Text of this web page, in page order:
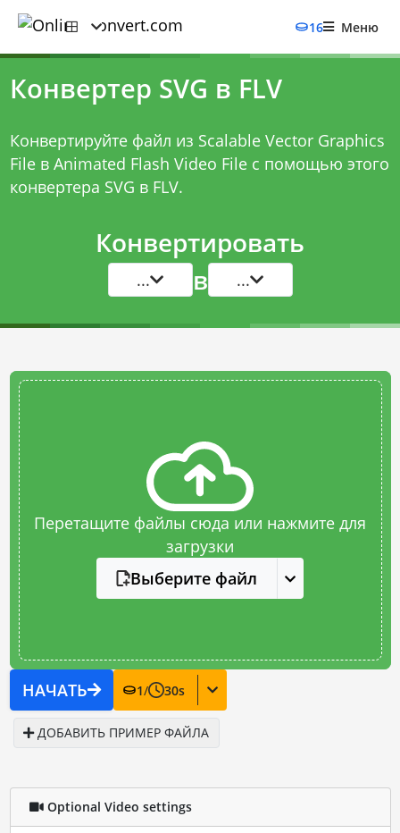
16 Меню
Конвертер SVG в FLV
Конвертируйте файл из Scalable Vector Graphics
File в Animated Flash Video File с помощью этого
конвертера SVG в FLV.
Конвертировать
... в ...
Перетащите файлы сюда или нажмите для
загрузки
Выберите файл
НАЧАТЬ 1/ 30s
ДОБАВИТЬ ПРИМЕР ФАЙЛА
Optional Video settings